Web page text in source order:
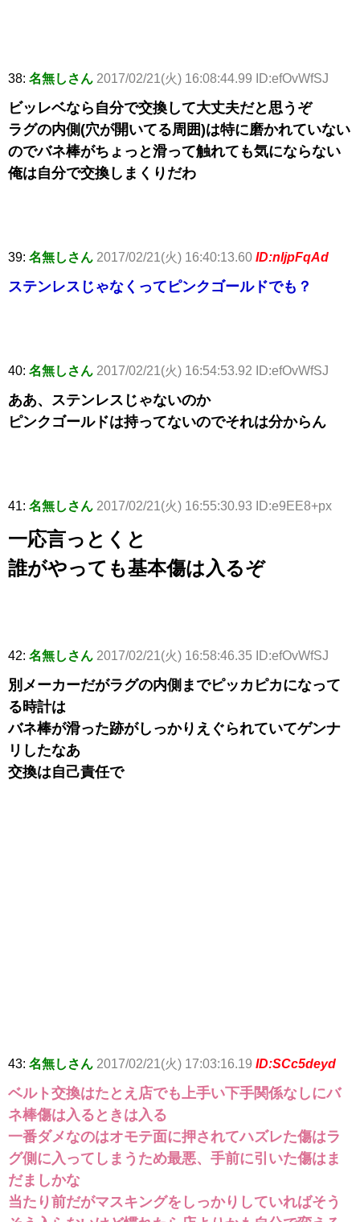
38: 名無しさん 2017/02/21(火) 16:08:44.99 ID:efOvWfSJ
ビッレベなら自分で交換して大丈夫だと思うぞ
ラグの内側(穴が開いてる周囲)は特に磨かれていない
のでバネ棒がちょっと滑って触れても気にならない
俺は自分で交換しまくりだわ
39: 名無しさん 2017/02/21(火) 16:40:13.60 ID:nljpFqAd
ステンレスじゃなくってピンクゴールドでも？
40: 名無しさん 2017/02/21(火) 16:54:53.92 ID:efOvWfSJ
ああ、ステンレスじゃないのか
ピンクゴールドは持ってないのでそれは分からん
41: 名無しさん 2017/02/21(火) 16:55:30.93 ID:e9EE8+px
一応言っとくと
誰がやっても基本傷は入るぞ
42: 名無しさん 2017/02/21(火) 16:58:46.35 ID:efOvWfSJ
別メーカーだがラグの内側までピッカピカになって
る時計は
バネ棒が滑った跡がしっかりえぐられていてゲンナ
リしたなあ
交換は自己責任で
43: 名無しさん 2017/02/21(火) 17:03:16.19 ID:SCc5deyd
ベルト交換はたとえ店でも上手い下手関係なしにバ
ネ棒傷は入るときは入る
一番ダメなのはオモテ面に押されてハズレた傷はラ
グ側に入ってしまうため最悪、手前に引いた傷はま
だましかな
当たり前だがマスキングをしっかりしていればそう